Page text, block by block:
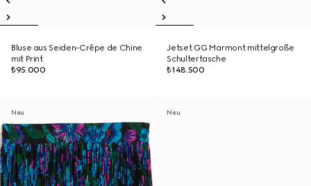
Bluse aus Seiden-Crêpe de Chine
mit Print
₺95.000
Jetset GG Marmont mittelgroße
Schultertasche
₺148.500
Neu Neu